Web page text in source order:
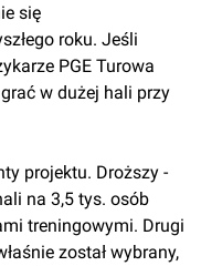
się
roku. Jeśli
PGE Turowa
w dużej hali przy
na 3,5 tys. osób
treningowymi. Drugi
został wybrany,